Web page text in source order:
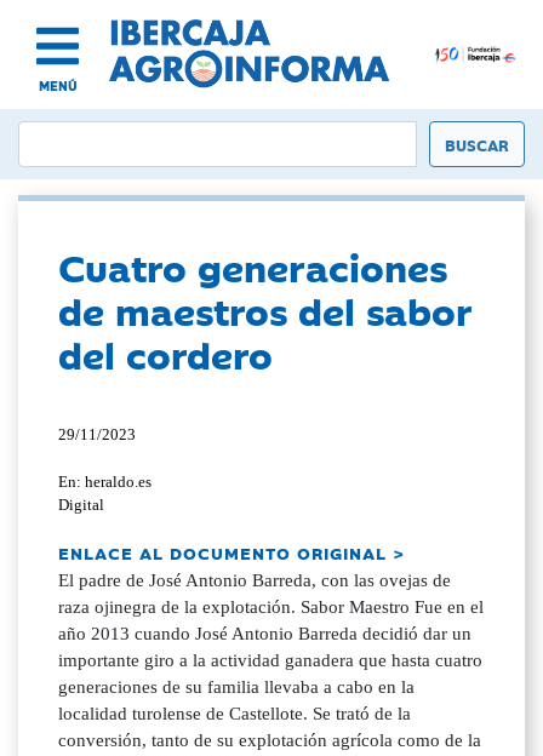
MENÚ
Cuatro generaciones
de maestros del sabor
del cordero
29/11/2023
En: heraldo.es
Digital
ENLACE AL DOCUMENTO ORIGINAL >
El padre de José Antonio Barreda, con las ovejas de
raza ojinegra de la explotación. Sabor Maestro Fue en el
año 2013 cuando José Antonio Barreda decidió dar un
importante giro a la actividad ganadera que hasta cuatro
generaciones de su familia llevaba a cabo en la
localidad turolense de Castellote. Se trató de la
conversión, tanto de su explotación agrícola como de la